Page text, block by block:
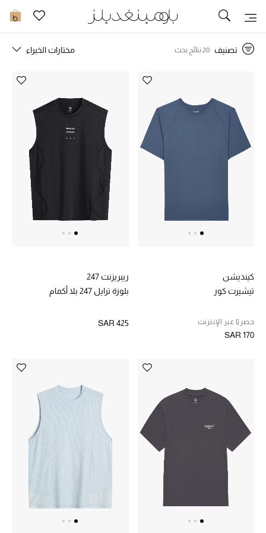
0 توصيل سريع
ما وصلنا حديثاً
الموسم الجديد
النساء
أحذية النسائية
الأطفال
مستلزمات المنزل
جديد لدينا
نسوقوا أحدث ما وصلنا
النساء
عرض جميع المنتجات
تصنيف 20 نتائج بحث مختارات الخبراء
كينديشن
تيشيرت كور
حصريًا عبر الإنترنت
SAR 170
ريبريزنت 247
بلوزة ترايل 247 بلا أكمام
SAR 425